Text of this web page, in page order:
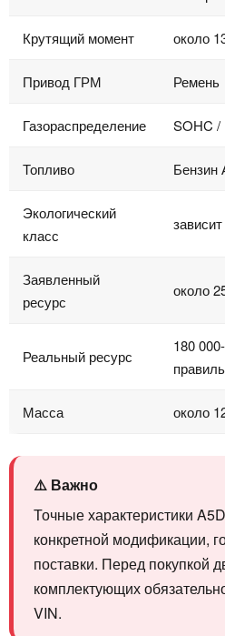
Крутящий момент около
Привод ГРМ Ремень
Газораспределение SOHC /
Топливо
Экологический
класс
Заявленный
ресурс
около
Реальный ресурс
180
Масса около
⚠️ Важно
Точные характеристики
конкретной модификации,
поставки. Перед покупкой
комплектующих
VIN.